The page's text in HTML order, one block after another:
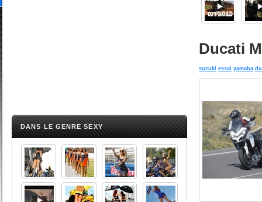
DANS LE GENRE SEXY
Ducati
suzuki essai yamaha